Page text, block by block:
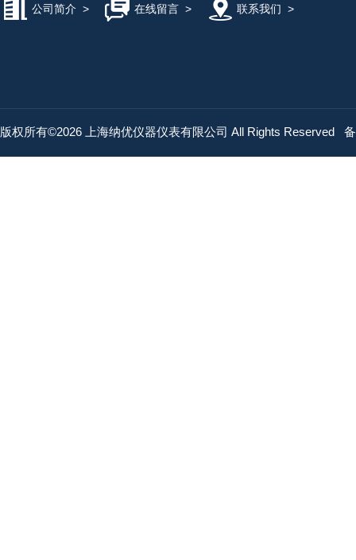
公司简介 > 在线留言> 联系我们 >
版权所有©2026 上海纳优仪器仪表有限公司 All Rights Reserved